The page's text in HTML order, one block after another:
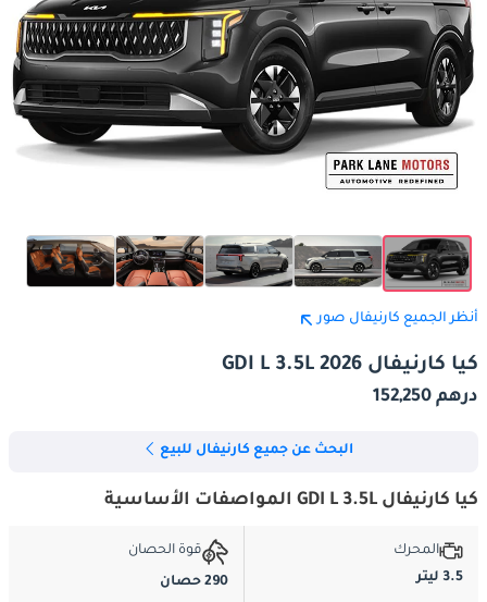
أنظر الجميع كارنيفال صور
كيا كارنيفال GDI L 3.5L 2026
درهم 152,250
البحث عن جميع كارنيفال للبيع
كيا كارنيفال GDI L 3.5L المواصفات الأساسية
المحرك
3.5 ليتر
قوة الحصان
290 حصان